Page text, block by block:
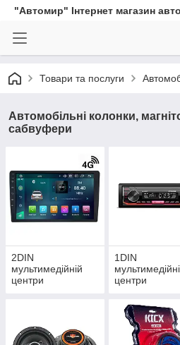
"Автомир" Інтернет магазин
Товари та послуги
Автомобільні колонки,
сабвуфери
2DIN
мультимедійній
центри
1DIN
центри